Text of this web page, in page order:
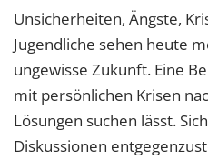
Unsicherheiten, Ängste,
Jugendliche sehen heute
ungewisse Zukunft. Eine
mit persönlichen Krisen
Lösungen suchen lässt.
Diskussionen